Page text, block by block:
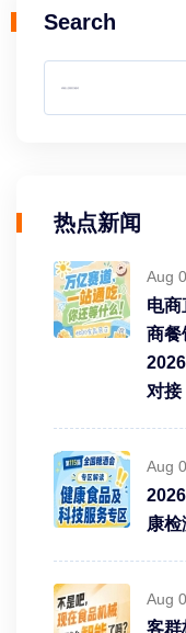
Search
热点新闻
Aug
电
商餐
对接
Aug
康
Aug
客群